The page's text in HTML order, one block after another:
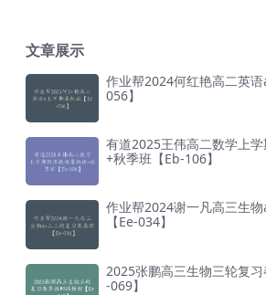
文章展示
作业帮2024何红艳高二英
056】
有道2025王伟高二数学上
+秋季班【Eb-106】
作业帮2024谢一凡高三生
【Ee-034】
2025张鹏高三生物三轮复
-069】